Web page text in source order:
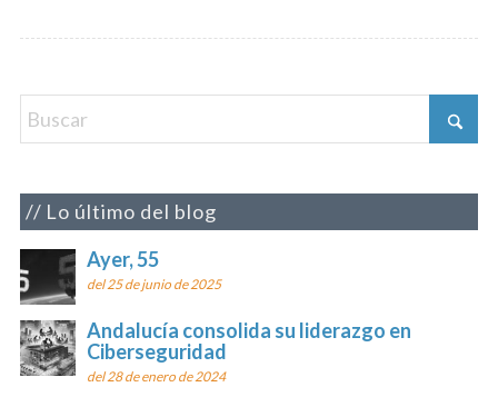
Lo último del blog
Ayer, 55
del 25 de junio de 2025
Andalucía consolida su liderazgo en
Ciberseguridad
del 28 de enero de 2024